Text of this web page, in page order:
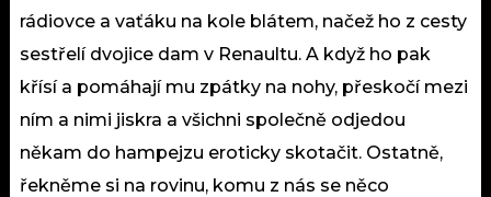
rádiovce a vaťáku na kole blátem, načež ho z cesty
sestřelí dvojice dam v Renaultu. A když ho pak
křísí a pomáhají mu zpátky na nohy, přeskočí mezi
ním a nimi jiskra a všichni společně odjedou
někam do hampejzu eroticky skotačit. Ostatně,
řekněme si na rovinu, komu z nás se něco